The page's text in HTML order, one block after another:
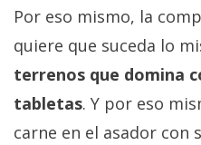
/
Cambiar
opciones
de
privacidad
/
Por eso mismo, la
quiere que suceda lo
terrenos que domina
tabletas. Y por eso
carne en el asador con